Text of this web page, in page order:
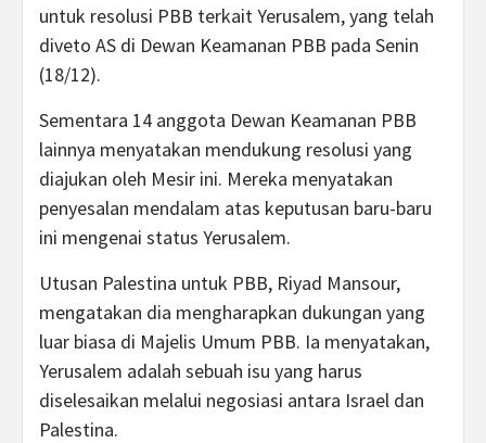
untuk resolusi PBB terkait Yerusalem, yang telah
diveto AS di Dewan Keamanan PBB pada Senin
(18/12).
Sementara 14 anggota Dewan Keamanan PBB
lainnya menyatakan mendukung resolusi yang
diajukan oleh Mesir ini. Mereka menyatakan
penyesalan mendalam atas keputusan baru-baru
ini mengenai status Yerusalem.
Utusan Palestina untuk PBB, Riyad Mansour,
mengatakan dia mengharapkan dukungan yang
luar biasa di Majelis Umum PBB. Ia menyatakan,
Yerusalem adalah sebuah isu yang harus
diselesaikan melalui negosiasi antara Israel dan
Palestina.